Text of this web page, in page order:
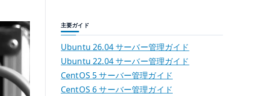
主要ガイド
Ubuntu 26.04 サーバー管理ガイド
Ubuntu 22.04 サーバー管理ガイド
CentOS 5 サーバー管理ガイド
CentOS 6 サーバー管理ガイド